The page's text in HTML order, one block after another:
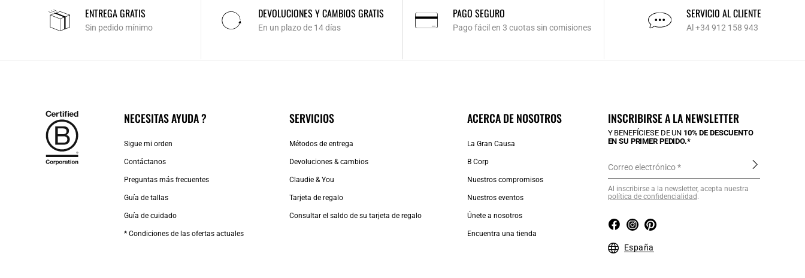
ENTREGA GRATIS
Sin pedido mínimo
DEVOLUCIONES Y CAMBIOS GRATIS
En un plazo de 14 días
PAGO SEGURO
Pago fácil en 3 cuotas sin comisiones
SERVICIO AL CLIENTE
Al +34 912 158 943
NECESITAS AYUDA ?
Sigue mi orden
Contáctanos
Preguntas más frecuentes
Guía de tallas
Guía de cuidado
* Condiciones de las ofertas actuales
SERVICIOS
Métodos de entrega
Devoluciones & cambios
Claudie & You
Tarjeta de regalo
Consultar el saldo de su tarjeta de regalo
ACERCA DE NOSOTROS
La Gran Causa
B Corp
Nuestros compromisos
Nuestros eventos
Únete a nosotros
Encuentra una tienda
INSCRIBIRSE A LA NEWSLETTER
Y BENEFÍCIESE DE UN 10% DE DESCUENTO
EN SU PRIMER PEDIDO.*
Correo electrónico
Al inscribirse a la newsletter, acepta nuestra
política de confidencialidad.
España